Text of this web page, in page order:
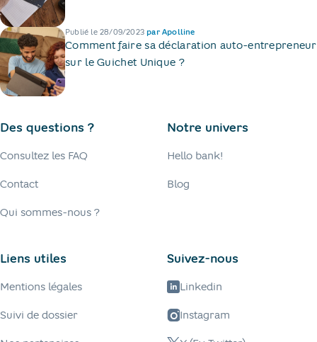
Publié le28/09/2023 par Apolline
Comment faire sa déclaration auto-entrepreneur
sur le Guichet Unique ?
Des questions ?
Consultez les FAQ
Contact
Qui sommes-nous ?
Notre univers
Hello bank!
Blog
Liens utiles
Mentions légales
Suivi de dossier
Suivez-nous
Linkedin
Instagram